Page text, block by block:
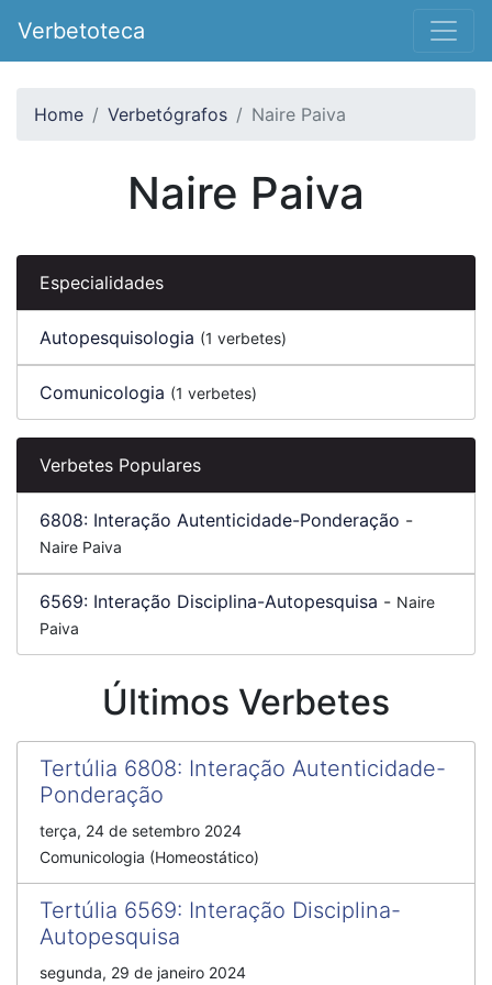
Verbetoteca
Home Verbetógrafos Naire Paiva
Naire Paiva
Especialidades
Autopesquisologia (1 verbetes)
Comunicologia (1 verbetes)
Verbetes Populares
6808: Interação Autenticidade-Ponderação -
Naire Paiva
6569: Interação Disciplina-Autopesquisa - Naire
Paiva
Últimos Verbetes
Tertúlia 6808: Interação Autenticidade-
Ponderação
terça, 24 de setembro 2024
Comunicologia (Homeostático)
Tertúlia 6569: Interação Disciplina-
Autopesquisa
segunda, 29 de janeiro 2024